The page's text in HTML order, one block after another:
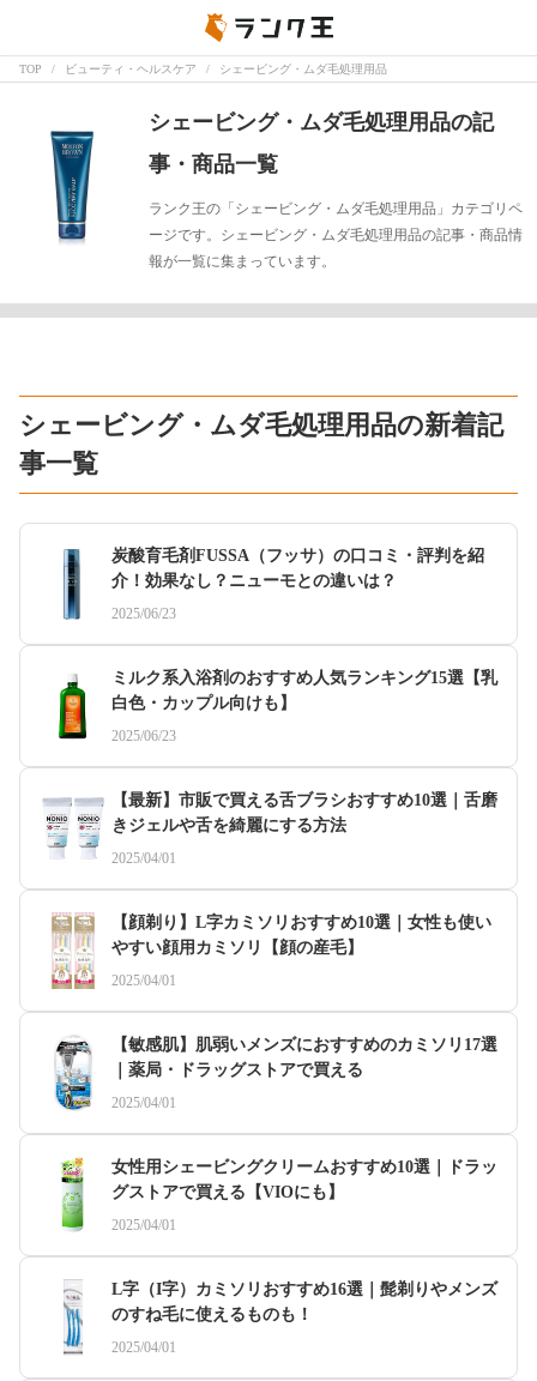
TOP ビューティ・ヘルスケア シェービング・ムダ毛処理用品
シェービング・ムダ毛処理用品の記
事・商品一覧
ランク王の「シェービング・ムダ毛処理用品」カテゴリペ
ージです。シェービング・ムダ毛処理用品の記事・商品情
報が一覧に集まっています。
シェービング・ムダ毛処理用品の新着記
事一覧
炭酸育毛剤FUSSA（フッサ）の口コミ・評判を紹
介！効果なし？ニューモとの違いは？
2025/06/23
ミルク系入浴剤のおすすめ人気ランキング15選【乳
白色・カップル向けも】
2025/06/23
【最新】市販で買える舌ブラシおすすめ10選｜舌磨
きジェルや舌を綺麗にする方法
2025/04/01
【顔剃り】L字カミソリおすすめ10選｜女性も使い
やすい顔用カミソリ【顔の産毛】
2025/04/01
【敏感肌】肌弱いメンズにおすすめのカミソリ17選
｜薬局・ドラッグストアで買える
2025/04/01
女性用シェービングクリームおすすめ10選｜ドラッ
グストアで買える【VIOにも】
2025/04/01
L字（I字）カミソリおすすめ16選｜髭剃りやメンズ
のすね毛に使えるものも！
2025/04/01